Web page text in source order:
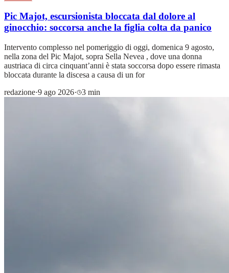
Pic Majot, escursionista bloccata dal dolore al
ginocchio: soccorsa anche la figlia colta da panico
Intervento complesso nel pomeriggio di oggi, domenica 9 agosto,
nella zona del Pic Majot, sopra Sella Nevea , dove una donna
austriaca di circa cinquant’anni è stata soccorsa dopo essere rimasta
bloccata durante la discesa a causa di un for
redazione·9 ago 2026· 3 min